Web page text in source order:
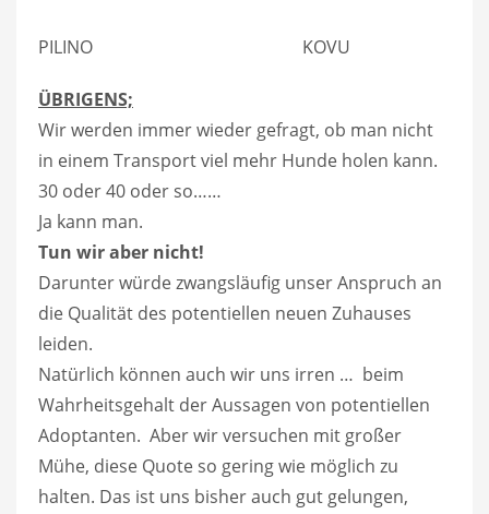
PILINO KOVU
ÜBRIGENS;
Wir werden immer wieder gefragt, ob man nicht
in einem Transport viel mehr Hunde holen kann.
30 oder 40 oder so……
Ja kann man.
Tun wir aber nicht!
Darunter würde zwangsläufig unser Anspruch an
die Qualität des potentiellen neuen Zuhauses
leiden.
Natürlich können auch wir uns irren … beim
Wahrheitsgehalt der Aussagen von potentiellen
Adoptanten. Aber wir versuchen mit großer
Mühe, diese Quote so gering wie möglich zu
halten. Das ist uns bisher auch gut gelungen,